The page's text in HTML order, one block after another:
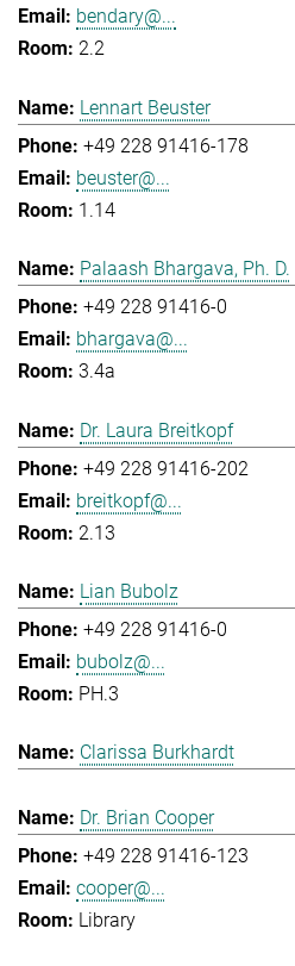
bendary@...
2.2
Lennart Beuster
+49 228 91416-178
beuster@...
1.14
Palaash Bhargava, Ph. D.
+49 228 91416-0
bhargava@...
3.4a
Dr. Laura Breitkopf
+49 228 91416-202
breitkopf@...
2.13
Lian Bubolz
+49 228 91416-0
bubolz@...
PH.3
Clarissa Burkhardt
Dr. Brian Cooper
+49 228 91416-123
cooper@...
Library